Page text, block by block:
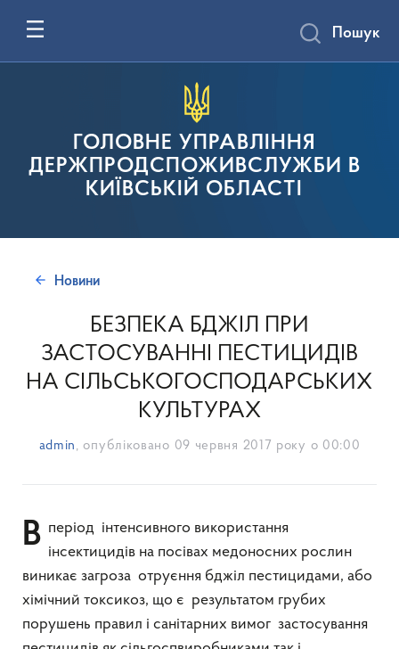
ГОЛОВНЕ УПРАВЛІННЯ
ДЕРЖПРОДСПОЖИВСЛУЖБИ В
КИЇВСЬКІЙ ОБЛАСТІ
Пошук
Новини
БЕЗПЕКА БДЖІЛ ПРИ
ЗАСТОСУВАННІ ПЕСТИЦИДІВ
НА СІЛЬСЬКОГОСПОДАРСЬКИХ
КУЛЬТУРАХ
admin , опубліковано 09 червня 2017 року о 00:00
В період інтенсивного використання інсектицидів на посівах медоносних рослин
виникає загроза отруєння бджіл пестицидами, або
хімічний токсикоз, що є результатом грубих
порушень правил і санітарних вимог застосування